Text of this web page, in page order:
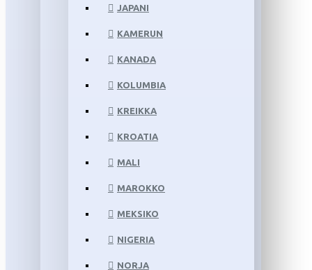
JAPANI
KAMERUN
KANADA
KOLUMBIA
KREIKKA
KROATIA
MALI
MAROKKO
MEKSIKO
NIGERIA
NORJA